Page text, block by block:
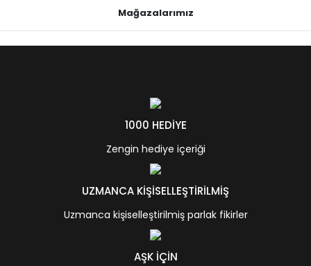
Mağazalarımız
1000 HEDİYE
Zengin hediye içeriği
UZMANCA KİŞİSELLEŞTİRİLMİŞ
Uzmanca kişiselleştirilmiş parlak fikirler
AŞK İÇİN